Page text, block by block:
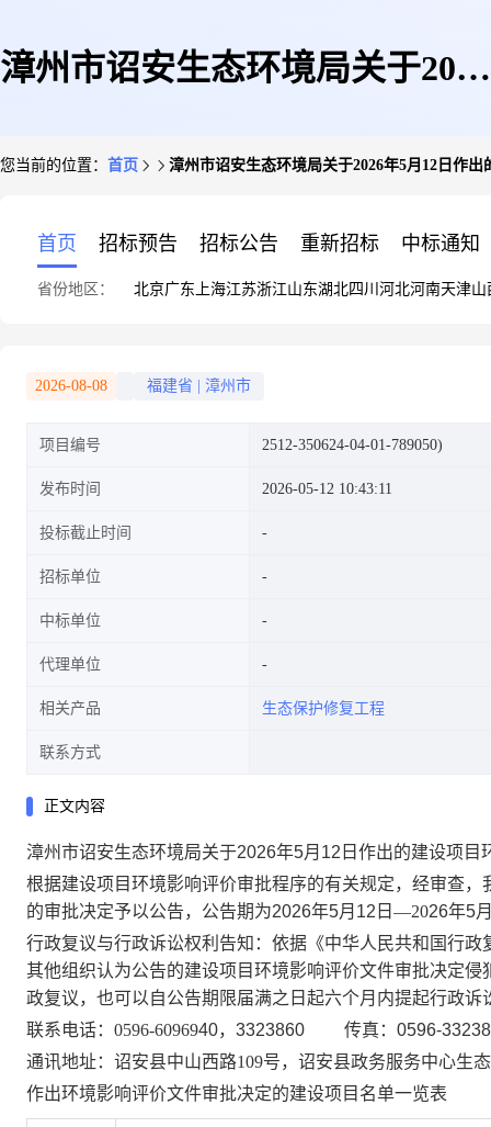
漳州市诏安生态环境局关于2026
您当前的位置： 首页 漳州市诏安生态环境局关于2026年5月12日作
首页 招标预告 招标公告 重新招标 中标通知
省份地区： 北京广东 上海江苏浙江山东湖北四川 河北河南天津山
2026-08-08 福建省 漳州市
项目编号 2512-350624-04-01-789050)
发布时间 2026-05-12 10:43:11
投标截止时间
招标单位
中标单位
代理单位
相关产品 生态保护修复工程
联系方式
正文内容
漳州市诏安生态环境局关于2026年5月12日作出的建设项目
根据建设项目环境影响评价审批程序的有关规定，经审查，
的审批决定予以公告，公告期为2026年5月 12 日 —2026年5
行政复议与行政诉讼权利告知：依据《中华人民共和国行
其他组织认为公告的建设项目环境影响评价文件审批决定
政复议，也可以自公告期限届满之日起六个月内提起行政诉
联系电话： 0596-6096940，3323860 传真：0596-
通讯地址：诏安县中山西路109号，诏安县政务服务中心生
作出环境影响评价文件审批决定的建设项目名单一览表